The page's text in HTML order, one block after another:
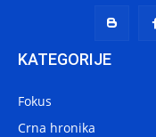
KATEGORIJE
Fokus
Crna hronika